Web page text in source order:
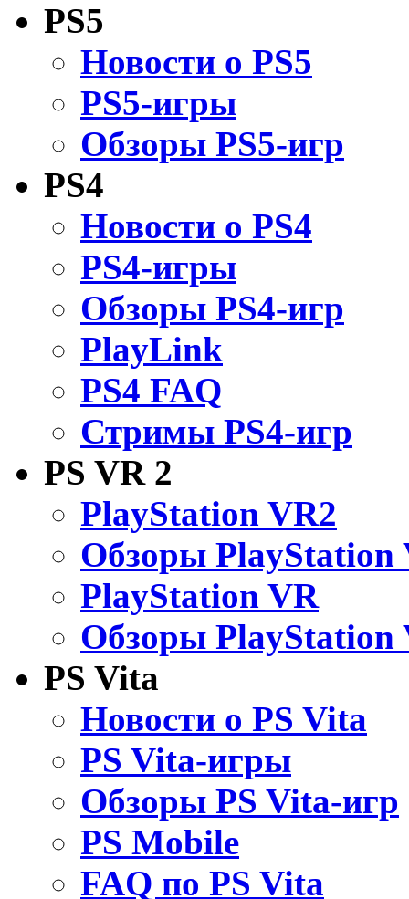
PS5
Новости о PS5
PS5-игры
Обзоры PS5-игр
PS4
Новости о PS4
PS4-игры
Обзоры PS4-игр
PlayLink
PS4 FAQ
Стримы PS4-игр
PS VR 2
PlayStation VR2
Обзоры PlayStation
PlayStation VR
Обзоры PlayStation
PS Vita
Новости о PS Vita
PS Vita-игры
Обзоры PS Vita-игр
PS Mobile
FAQ по PS Vita